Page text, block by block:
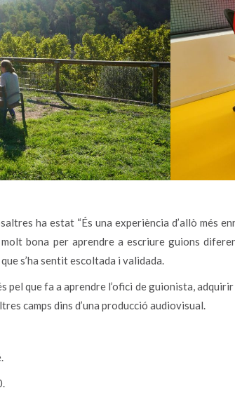
ha estat “És una experiència d’allò més
bona per aprendre a escriure guions
s’ha sentit escoltada i validada.
pel que fa a aprendre l’ofici de guionista,
camps dins d’una producció audiovisual.